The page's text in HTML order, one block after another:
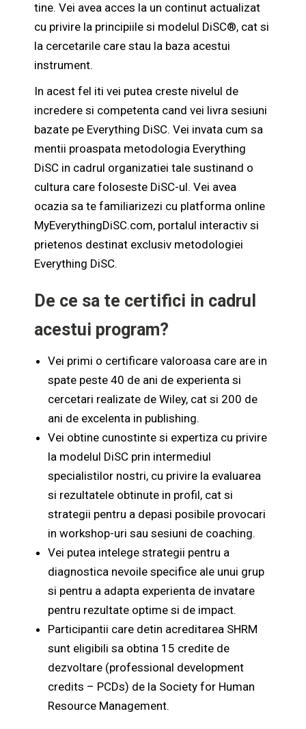
tine. Vei avea acces la un continut actualizat
cu privire la principiile si modelul DiSC®, cat si
la cercetarile care stau la baza acestui
instrument.
In acest fel iti vei putea creste nivelul de
incredere si competenta cand vei livra sesiuni
bazate pe Everything DiSC. Vei invata cum sa
mentii proaspata metodologia Everything
DiSC in cadrul organizatiei tale sustinand o
cultura care foloseste DiSC-ul. Vei avea
ocazia sa te familiarizezi cu platforma online
MyEverythingDiSC.com, portalul interactiv si
prietenos destinat exclusiv metodologiei
Everything DiSC.
De ce sa te certifici in cadrul
acestui program?
Vei primi o certificare valoroasa care are in
spate peste 40 de ani de experienta si
cercetari realizate de Wiley, cat si 200 de
ani de excelenta in publishing.
Vei obtine cunostinte si expertiza cu privire
la modelul DiSC prin intermediul
specialistilor nostri, cu privire la evaluarea
si rezultatele obtinute in profil, cat si
strategii pentru a depasi posibile provocari
in workshop-uri sau sesiuni de coaching.
Vei putea intelege strategii pentru a
diagnostica nevoile specifice ale unui grup
si pentru a adapta experienta de invatare
pentru rezultate optime si de impact.
Participantii care detin acreditarea SHRM
sunt eligibili sa obtina 15 credite de
dezvoltare (professional development
credits – PCDs) de la Society for Human
Resource Management.